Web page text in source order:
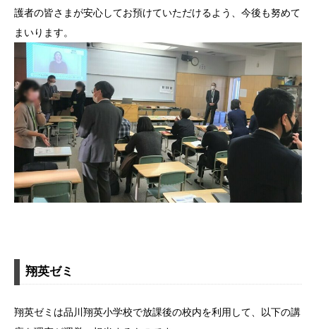
護者の皆さまが安心してお預けていただけるよう、今後も努めて
まいります。
翔英ゼミ
翔英ゼミは品川翔英小学校で放課後の校内を利用して、以下の講